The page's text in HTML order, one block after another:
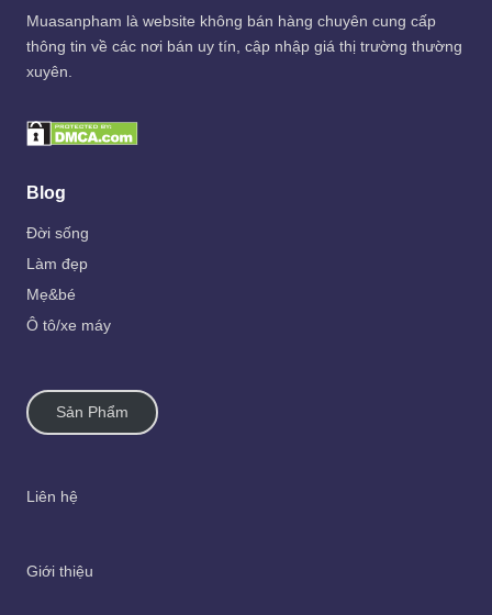
Muasanpham là website không bán hàng chuyên cung cấp
thông tin về các nơi bán uy tín, cập nhập giá thị trường thường
xuyên.
Blog
Đời sống
Làm đẹp
Mẹ&bé
Ô tô/xe máy
Sản Phẩm
Liên hệ
Giới thiệu